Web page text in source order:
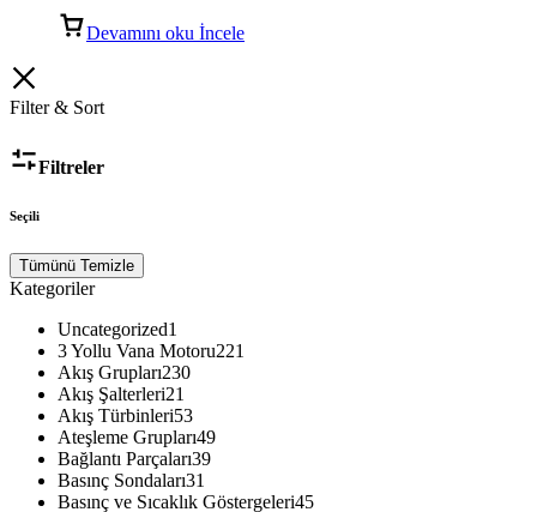
Devamını oku İncele
Filter & Sort
Filtreler
Seçili
Tümünü Temizle
Kategoriler
Uncategorized1
3 Yollu Vana Motoru221
Akış Grupları230
Akış Şalterleri21
Akış Türbinleri53
Ateşleme Grupları49
Bağlantı Parçaları39
Basınç Sondaları31
Basınç ve Sıcaklık Göstergeleri45